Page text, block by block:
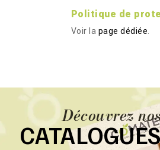
Politique de
Voir la page dédiée
Découvrez